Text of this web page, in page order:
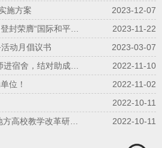
施方案
2023-12-07
2023-11-22
动月倡议书
2023-03-07
2022-11-10
位！
2022-11-02
2022-10-11
2022-10-11